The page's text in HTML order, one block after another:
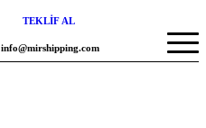
TEKLİF AL
info@mirshipping.com